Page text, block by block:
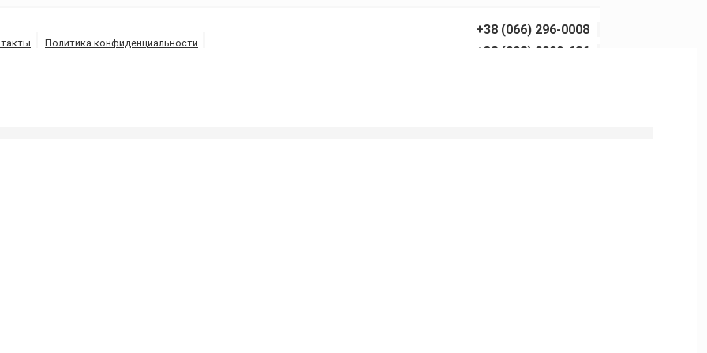
+38 (066) 296-0008
+38 (098) 0099-686
Политика конфиденциальности
трубопроводов под высоким давлением потоком воды напором от 150 до 300 бар с
10 минут в г. Задубривка.